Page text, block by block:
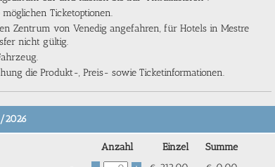
Ticketoptionen.
Zentrum von Venedig angefahren, für Hotels in Mestre
nicht gültig.
die Produkt-, Preis- sowie Ticketinformationen.
2026
Anzahl Einzel
Summe